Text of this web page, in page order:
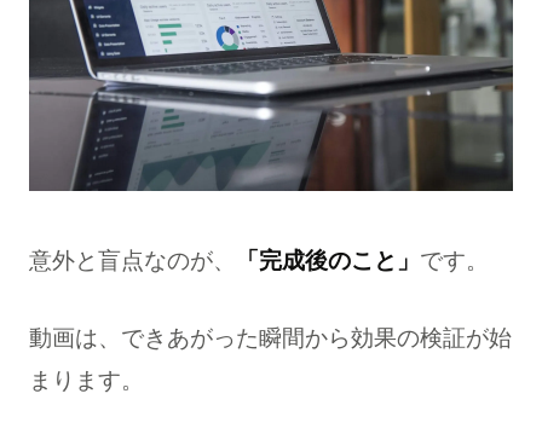
意外と盲点なのが、 「完成後のこと」 です。
動画は、できあがった瞬間から効果の検証が始
まります。